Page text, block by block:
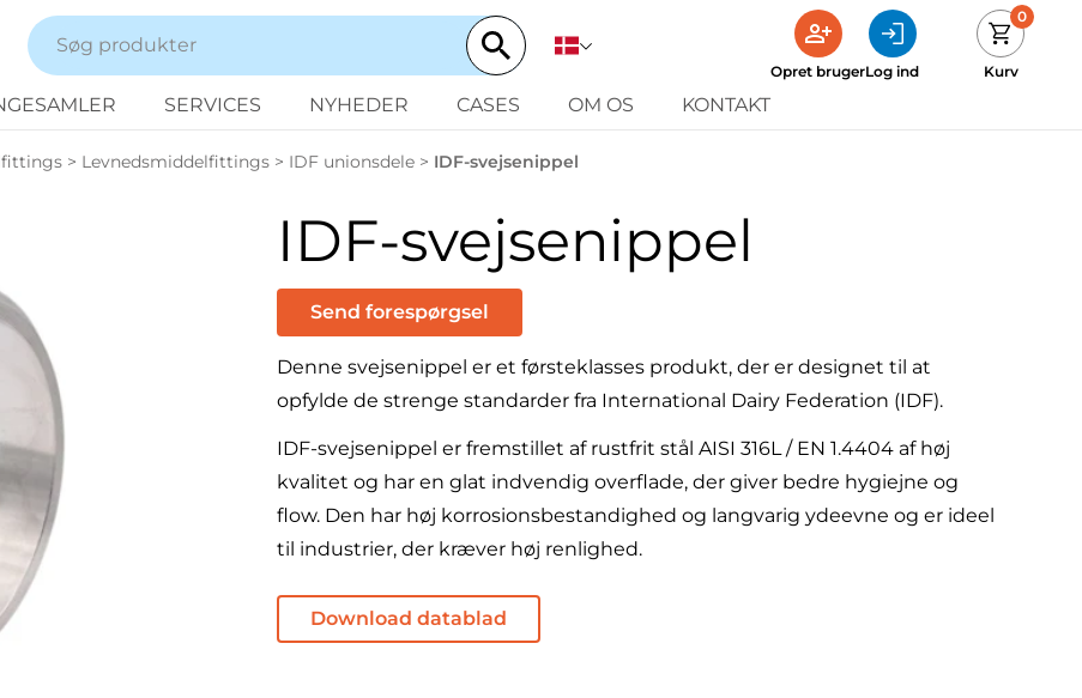
Opret brugerLog ind
0
Kurv
SERVICES NYHEDER CASES OM OS KONTAKT
> Levnedsmiddelfittings > IDF unionsdele > IDF-svejsenippel
IDF-svejsenippel
Send forespørgsel
Denne svejsenippel er et førsteklasses produkt, der er designet til at
opfylde de strenge standarder fra International Dairy Federation (IDF).
IDF-svejsenippel er fremstillet af rustfrit stål AISI 316L / EN 1.4404 af høj
kvalitet og har en glat indvendig overflade, der giver bedre hygiejne og
flow. Den har høj korrosionsbestandighed og langvarig ydeevne og er ideel
til industrier, der kræver høj renlighed.
Download datablad